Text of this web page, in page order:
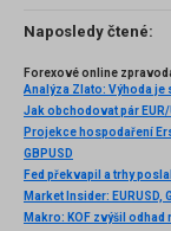
Naposledy čtené:
Forexové online
Analýza Zlato: Výhoda je
Projekce hospodaření
GBPUSD
Market Insider: EURUSD,